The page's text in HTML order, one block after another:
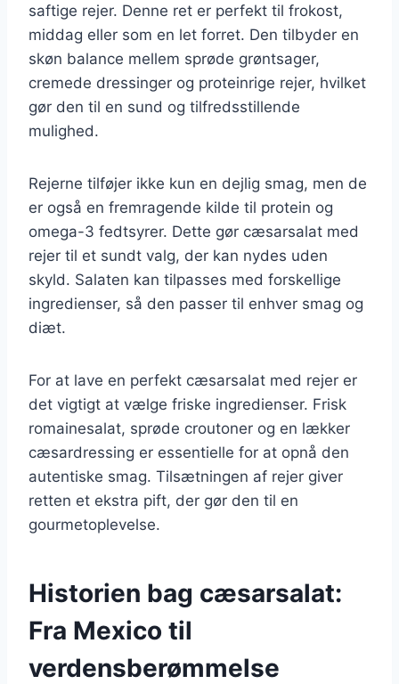
saftige rejer. Denne ret er perfekt til frokost,
middag eller som en let forret. Den tilbyder en
skøn balance mellem sprøde grøntsager,
cremede dressinger og proteinrige rejer, hvilket
gør den til en sund og tilfredsstillende
mulighed.
Rejerne tilføjer ikke kun en dejlig smag, men de
er også en fremragende kilde til protein og
omega-3 fedtsyrer. Dette gør cæsarsalat med
rejer til et sundt valg, der kan nydes uden
skyld. Salaten kan tilpasses med forskellige
ingredienser, så den passer til enhver smag og
diæt.
For at lave en perfekt cæsarsalat med rejer er
det vigtigt at vælge friske ingredienser. Frisk
romainesalat, sprøde croutoner og en lækker
cæsardressing er essentielle for at opnå den
autentiske smag. Tilsætningen af rejer giver
retten et ekstra pift, der gør den til en
gourmetoplevelse.
Historien bag cæsarsalat:
Fra Mexico til
verdensberømmelse